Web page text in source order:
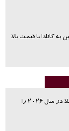
کانادا با قیمت بالا
بانک آمریکا پیش‌بینی میانگین قیمت طلا در سال ۲۰۲۶ را